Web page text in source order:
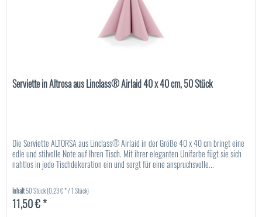
Serviette in Altrosa aus Linclass® Airlaid 40 x 40 cm, 50 Stück
Die Serviette ALTORSA aus Linclass® Airlaid in der Größe 40 x 40 cm bringt eine
edle und stilvolle Note auf Ihren Tisch. Mit ihrer eleganten Unifarbe fügt sie sich
nahtlos in jede Tischdekoration ein und sorgt für eine anspruchsvolle...
Inhalt50 Stück(0,23 € * / 1 Stück)
11,50 € *